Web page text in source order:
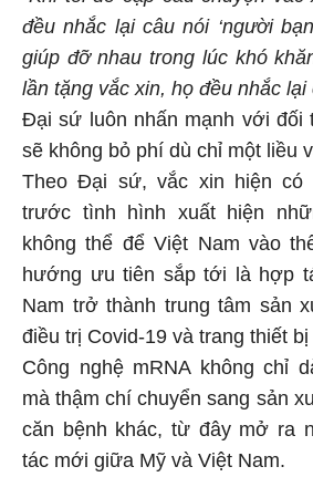
đều nhắc lại câu nói ‘người
giúp đỡ nhau trong lúc khó
lần tặng vắc xin, họ đều nhắc lại
Đại sứ luôn nhấn mạnh với đối
sẽ không bỏ phí dù chỉ một liều
Theo Đại sứ, vắc xin hiện có
trước tình hình xuất hiện
không thể để Việt Nam vào
hướng ưu tiên sắp tới là hợp
Nam trở thành trung tâm sản
điều trị Covid-19 và trang thiết bị
Công nghệ mRNA không chỉ
mà thậm chí chuyển sang sản
căn bệnh khác, từ đây mở ra
tác mới giữa Mỹ và Việt Nam.